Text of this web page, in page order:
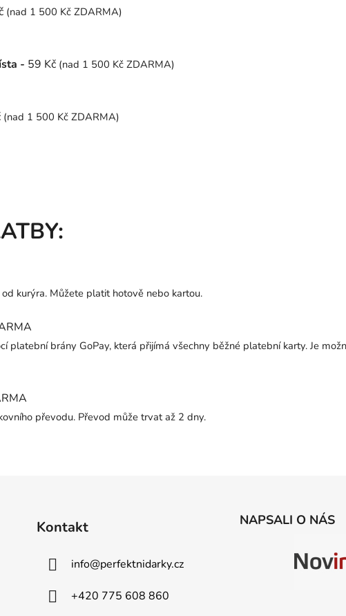
(nad 1 500 Kč ZDARMA)
- 59 Kč (nad 1 500 Kč ZDARMA)
(nad 1 500 Kč ZDARMA)
kurýra. Můžete platit hotově nebo kartou.
platební brány GoPay, která přijímá všechny běžné platební karty. Je
převodu. Převod může trvat až 2 dny.
Kontakt
info@perfektnidarky.cz
+420 775 608 860
NAPSALI O NÁS